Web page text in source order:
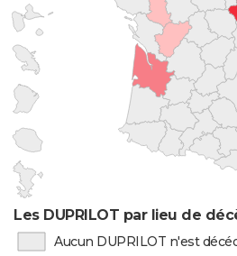
Les DUPRILOT par lieu de
Aucun DUPRILOT n'est